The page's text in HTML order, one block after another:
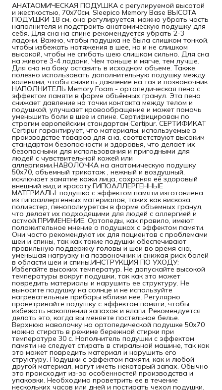
АНАТАОМИЧЕСКАЯ ПОДУШКА с регулируемой высотой
и жесткостью, 70x70см, Sleepico Memory Base ВЫСОТА
ПОДУШКИ 18 см, она регулируется, можно убрать часть
наполнителя и подстроить анатомическую подушку для
себя. Для сна на спине рекомендуется убрать 2-3
ладони. Важно, чтобы подушка не была слишком тонкой,
чтобы избежать натяжения в шее, но и не слишком
высокой, чтобы не сгибать шею слишком сильно. Для сна
на животе 3-4 ладони. Чем тоньше и мягче, тем лучше.
Для сна на боку оставить в исходном объеме. Также
полезно использовать дополнительную подушку между
коленями, чтобы снизить давление на таз и позвоночник.
НАПОЛНИТЕЛЬ Memory Foam - ортопедическая пена с
эффектом памяти в форме объёмных гранул. Эта пена
снижает давление на точки контакта между телом и
подушкой, улучшает кровообращение и может помочь
уменьшить боли в шее и спине. Сертифицирован по
строгим европейским стандартам Certipur. СЕРТИФИКАТ
Certipur гарантирует, что материалы, используемые в
производстве товаров для сна, соответствуют высоким
стандартам безопасности и здоровья, что делает их
безопасными для использования и пригодными для
людей с чувствительной кожей или
аллергиями.НАВОЛОЧКА на анатомическую подушку
50х70, объемный трикотаж , нежный и воздушный,
исключает замятие кожи лица, сохраняя её здоровый
внешний вид и красоту.ГИПОАЛЛЕРГЕННЫЕ
МАТЕРИАЛЫ: подушка с эффектом памяти изготовлена
из гипоаллергенных материалов, таких как вискоза,
полиэстер, пенополиуретан в форме объемных гранул,
что делает их подходящими для людей с аллергией и
астмой.ПРИМЕНЕНИЕ. Ортопеды, как правило, имеют
положительное мнение о подушках с эффектом памяти.
Они часто рекомендуют их для пациентов с проблемами
шеи и спины, так как такие подушки обеспечивают
правильную поддержку головы и шеи во время сна,
уменьшая нагрузку на позвоночник и снижая риск болей
в области шеи и спины.ИНСТРУКЦИЯ ПО УХОДУ:
Избегайте высоких температур. Не допускайте высокой
температуры вокруг подушки, так как это может
повредить материалы и нарушить ее структуру. Не
выносите подушку на солнце и не используйте
нагревательные приборы вблизи нее. Регулярно
проветривайте подушку с эффектом памяти, чтобы
избежать накопления запахов и влаги. Рекомендуется
делать это, когда вы меняете постельное белье.
Верхнюю наволочку на ортопедической подушке 50х70
можно стирать в режиме бережной стирки при
температуре 30 с. Наполнитель подушки с эффектом
памяти не следует стирать в стиральной машине, так как
это может повредить материал и нарушить его
структуру. Подушки с эффектом памяти, как и любой
другой материал, могут иметь некоторый запах. Обычно
это происходит из-за особенностей производства и
упаковки. Необходимо проветрить ее в течение
нескольких часов или дней и постирать чехол подушки.